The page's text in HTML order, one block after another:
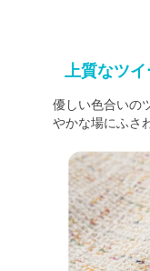
上質なツ
優しい色合いの
やかな場にふさ